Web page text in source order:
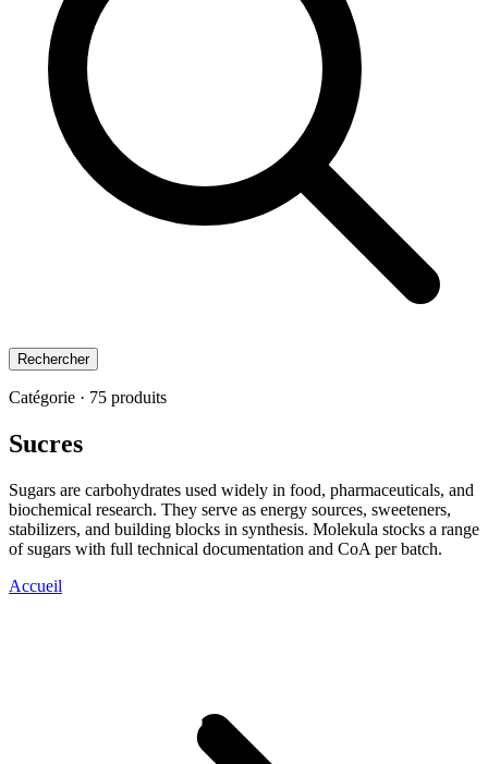
Rechercher
Catégorie · 75 produits
Sucres
Sugars are carbohydrates used widely in food, pharmaceuticals, and
biochemical research. They serve as energy sources, sweeteners,
stabilizers, and building blocks in synthesis. Molekula stocks a range
of sugars with full technical documentation and CoA per batch.
Accueil